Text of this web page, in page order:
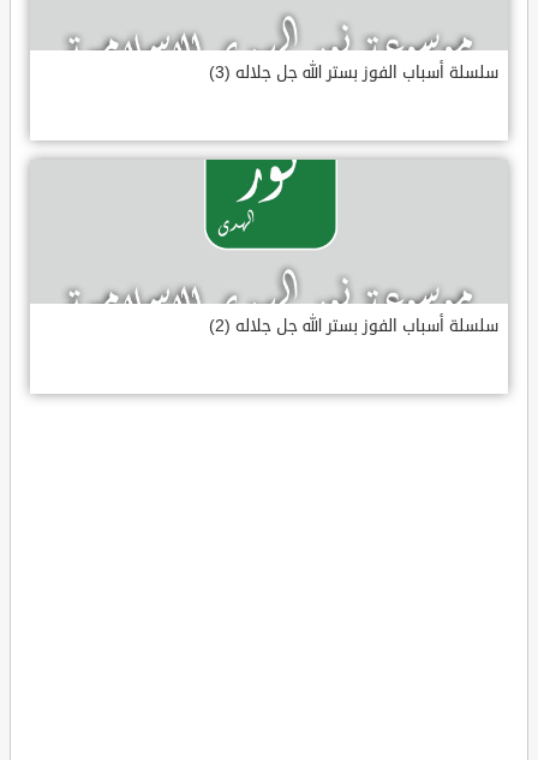
سلسلة أسباب الفوز بستر الله جل جلاله (3)
سلسلة أسباب الفوز بستر الله جل جلاله (2)